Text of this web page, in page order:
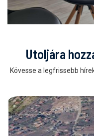
Utoljára
Kövesse a legfrissebb
0% jutalék